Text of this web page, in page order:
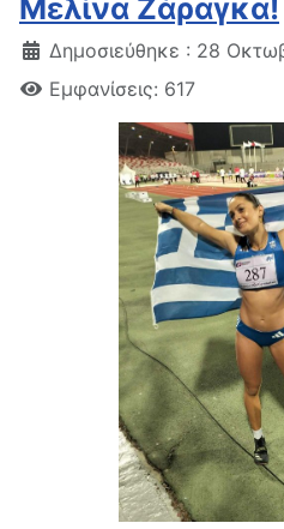
Μελίνα Ζάραγκα!
Δημοσιεύθηκε : 28
Εμφανίσεις: 617